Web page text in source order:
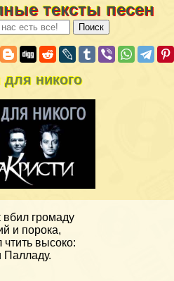
тексты песен
никого
вбил громаду
и порока,
чтить высоко:
Палладу.